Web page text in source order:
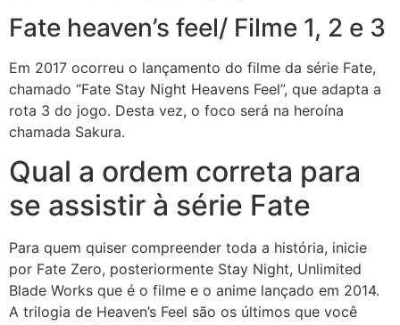
Fate heaven’s feel/ Filme 1, 2 e 3
Em 2017 ocorreu o lançamento do filme da série Fate,
chamado “Fate Stay Night Heavens Feel”, que adapta a
rota 3 do jogo. Desta vez, o foco será na heroína
chamada Sakura.
Qual a ordem correta para
se assistir à série Fate
Para quem quiser compreender toda a história, inicie
por Fate Zero, posteriormente Stay Night, Unlimited
Blade Works que é o filme e o anime lançado em 2014.
A trilogia de Heaven’s Feel são os últimos que você